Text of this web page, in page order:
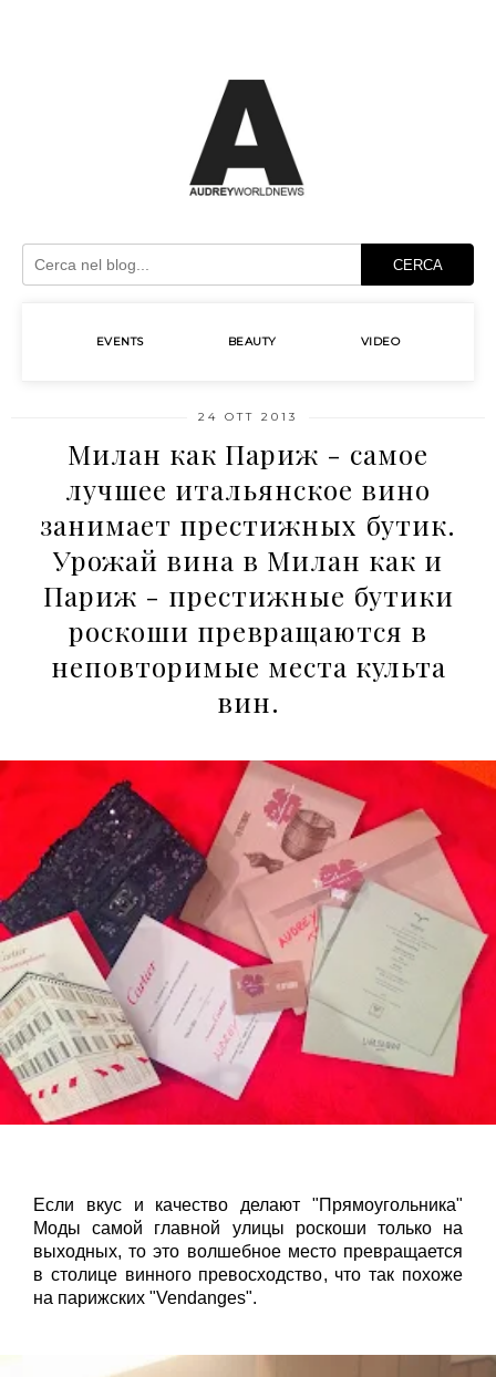
CERCA
EVENTS BEAUTY VIDEO
24 OTT 2013
Милан как Париж - самое
лучшее итальянское вино
занимает престижных бутик.
Урожай вина в Милан как и
Париж - престижные бутики
роскоши превращаются в
неповторимые места культа
вин.
Если вкус и качество делают "Прямоугольника"
Моды самой главной улицы роскоши только на
выходных, то это волшебное место превращается
в столице винного превосходство, что так похоже
на парижских "Vendanges".